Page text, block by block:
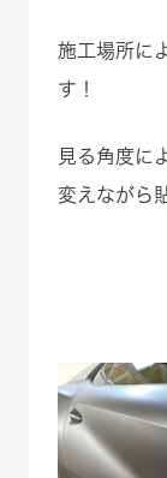
施工場所に
す！
見る角度に
変えながら